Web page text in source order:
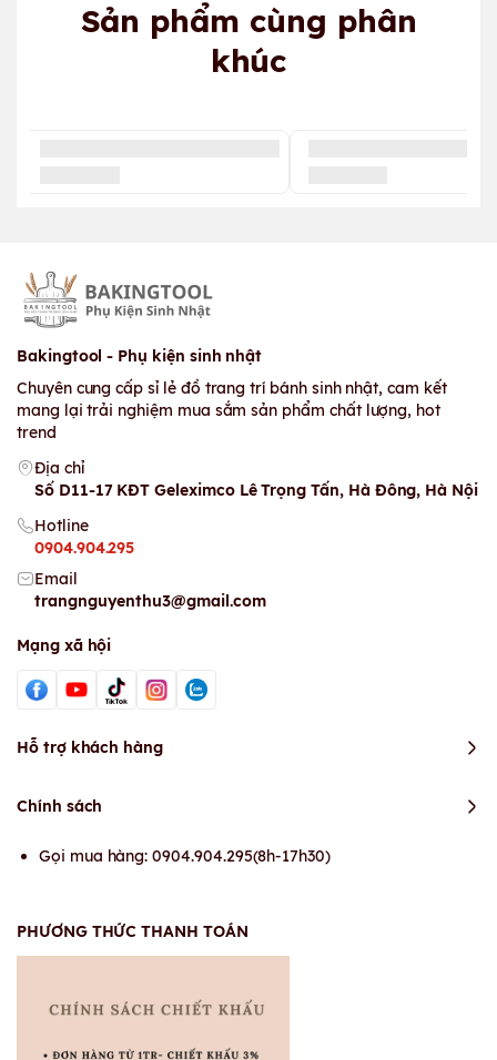
Sản phẩm cùng phân
khúc
Bakingtool - Phụ kiện sinh nhật
Chuyên cung cấp sỉ lẻ đồ trang trí bánh sinh nhật, cam kết
mang lại trải nghiệm mua sắm sản phẩm chất lượng, hot
trend
Địa chỉ
Số D11-17 KĐT Geleximco Lê Trọng Tấn, Hà Đông, Hà Nội
Hotline
0904.904.295
Email
trangnguyenthu3@gmail.com
Mạng xã hội
Hỗ trợ khách hàng
Chính sách
Gọi mua hàng: 0904.904.295(8h-17h30)
PHƯƠNG THỨC THANH TOÁN